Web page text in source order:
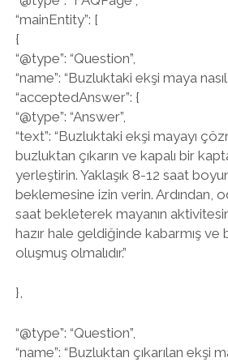
“mainEntity”: [
{
“@type”: “Question”,
“name”: “Buzluktaki ekşi maya
“acceptedAnswer”: {
“@type”: “Answer”,
“text”: “Buzluktaki ekşi mayayı
buzluktan çıkarın ve kapalı bir
yerleştirin. Yaklaşık 8-12 saat
beklemesine izin verin. Ardından,
saat bekleterek mayanın aktivitesini
hazır hale geldiğinde kabarmış ve
oluşmuş olmalıdır.”
},
“@type”: “Question”,
“name”: “Buzluktan çıkarılan ekşi